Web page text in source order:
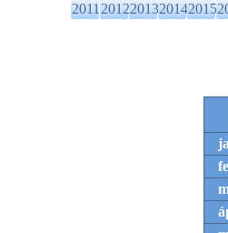
20112012201320142015